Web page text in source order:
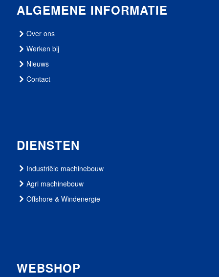
ALGEMENE INFORMATIE
Over ons
Werken bij
Nieuws
Contact
DIENSTEN
Industriële machinebouw
Agri machinebouw
Offshore & Windenergie
WEBSHOP